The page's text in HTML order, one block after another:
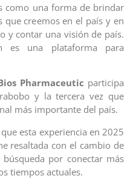
como una forma de brindar
que creemos en el país y en
y contar una visión de país.
es una plataforma para
Pharmaceutic participa
y la tercera vez que
más importante del país.
esta experiencia en 2025
resaltada con el cambio de
por conectar más
tiempos actuales.